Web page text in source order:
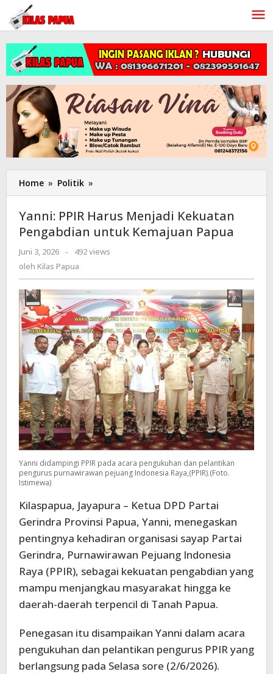
Lewati
konten
Home » Politik »
PPIR
Menjadi
Kekuatan
Yanni: PPIR Harus Menjadi Kekuatan
Pengabdian untuk Kemajuan Papua
Juni 3, 2026
oleh
Kilas
Papua
-
492 views
oleh Kilas Papua
Yanni didampingi PPIR pada acara pengukuhan dan pelantikan
pengurus purnawirawan pejuang Indonesia Raya,(PPIR).(Foto.
Istimewa)
Kilaspapua, Jayapura – Ketua DPD Partai
Gerindra Provinsi Papua, Yanni, menegaskan
pentingnya kehadiran organisasi sayap Partai
Gerindra, Purnawirawan Pejuang Indonesia
Raya (PPIR), sebagai kekuatan pengabdian yang
mampu menjangkau masyarakat hingga ke
daerah-daerah terpencil di Tanah Papua.
Penegasan itu disampaikan Yanni dalam acara
pengukuhan dan pelantikan pengurus PPIR yang
berlangsung pada Selasa sore (2/6/2026).